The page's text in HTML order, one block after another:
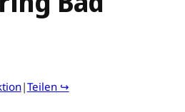
|Teilen ↪